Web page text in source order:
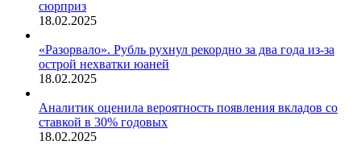
сюрприз
18.02.2025
«Разорвало». Рубль рухнул рекордно за два года из-за
острой нехватки юаней
18.02.2025
Аналитик оценила вероятность появления вкладов со
ставкой в 30% годовых
18.02.2025